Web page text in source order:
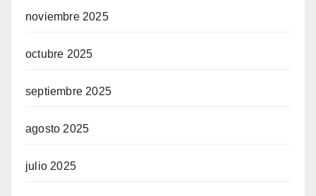
noviembre 2025
octubre 2025
septiembre 2025
agosto 2025
julio 2025